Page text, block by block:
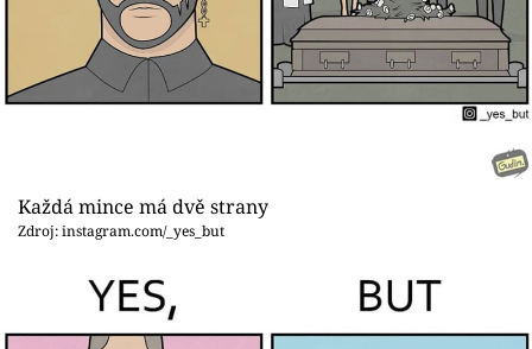
Každá mince má dvě strany
Zdroj: instagram.com/_yes_but